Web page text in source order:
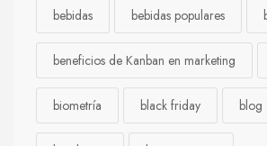
bebidas bebidas populares
beneficios de Kanban en marketing
biometría black friday blog